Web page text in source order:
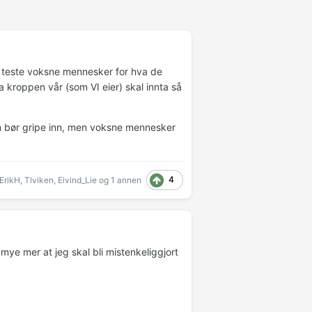
voksne mennesker for hva de
vår (som VI eier) skal innta så
gripe inn, men voksne mennesker
ErikH Tlviken Eivind_Lie og 1 annen 4
mer at jeg skal bli mistenkeliggjort